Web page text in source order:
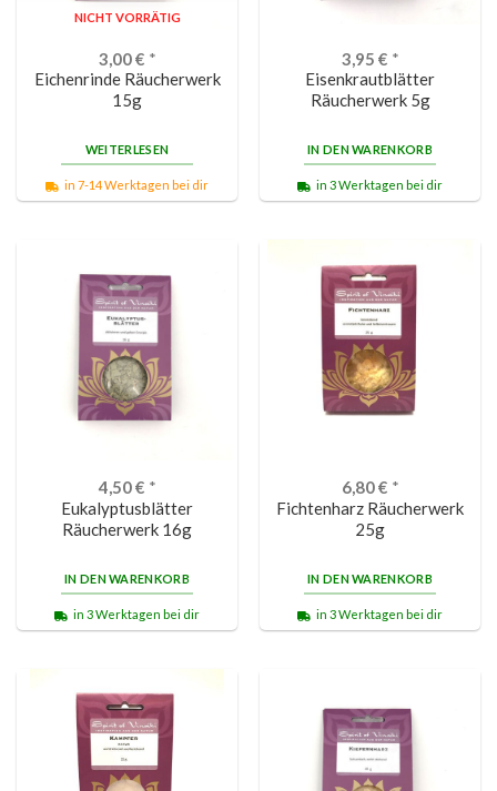
NICHT VORRÄTIG
3,00€ *
Eichenrinde Räucherwerk
15g
WEITERLESEN
in 7-14 Werktagen bei dir
3,95 € *
Eisenkrautblätter
Räucherwerk 5g
IN DEN WARENKORB
in 3 Werktagen bei dir
4,50€ *
Eukalyptusblätter
Räucherwerk 16g
IN DEN WARENKORB
in 3 Werktagen bei dir
6,80€ *
Fichtenharz Räucherwerk
25g
IN DEN WARENKORB
in 3 Werktagen bei dir